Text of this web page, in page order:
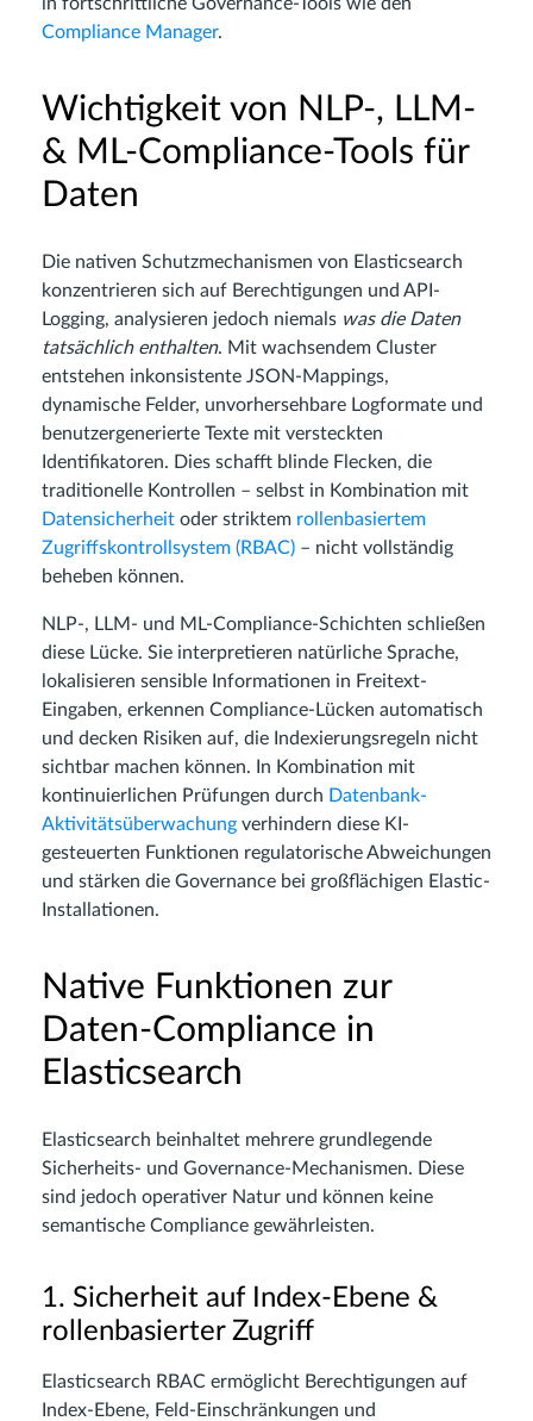
Compliance Manager.
Wichtigkeit von NLP-, LLM-
& ML-Compliance-Tools für
Daten
Die nativen Schutzmechanismen von Elasticsearch
konzentrieren sich auf Berechtigungen und API-
Logging, analysieren jedoch niemals was die Daten
tatsächlich enthalten. Mit wachsendem Cluster
entstehen inkonsistente JSON-Mappings,
dynamische Felder, unvorhersehbare Logformate und
benutzergenerierte Texte mit versteckten
Identifikatoren. Dies schafft blinde Flecken, die
traditionelle Kontrollen – selbst in Kombination mit
Datensicherheit oder striktem rollenbasiertem
Zugriffskontrollsystem (RBAC) – nicht vollständig
beheben können.
NLP-, LLM- und ML-Compliance-Schichten schließen
diese Lücke. Sie interpretieren natürliche Sprache,
lokalisieren sensible Informationen in Freitext-
Eingaben, erkennen Compliance-Lücken automatisch
und decken Risiken auf, die Indexierungsregeln nicht
sichtbar machen können. In Kombination mit
kontinuierlichen Prüfungen durch Datenbank-
Aktivitätsüberwachung verhindern diese KI-
gesteuerten Funktionen regulatorische Abweichungen
und stärken die Governance bei großflächigen Elastic-
Installationen.
Native Funktionen zur
Daten-Compliance in
Elasticsearch
Elasticsearch beinhaltet mehrere grundlegende
Sicherheits- und Governance-Mechanismen. Diese
sind jedoch operativer Natur und können keine
semantische Compliance gewährleisten.
1. Sicherheit auf Index-Ebene &
rollenbasierter Zugriff
Elasticsearch RBAC ermöglicht Berechtigungen auf
Index-Ebene, Feld-Einschränkungen und